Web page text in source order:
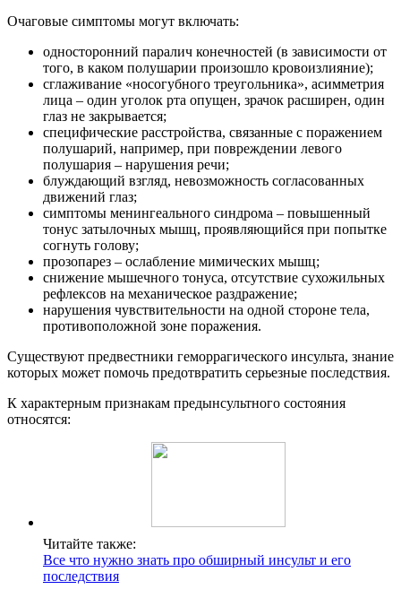
Очаговые симптомы могут включать:
односторонний паралич конечностей (в зависимости от
того, в каком полушарии произошло кровоизлияние);
сглаживание «носогубного треугольника», асимметрия
лица – один уголок рта опущен, зрачок расширен, один
глаз не закрывается;
специфические расстройства, связанные с поражением
полушарий, например, при повреждении левого
полушария – нарушения речи;
блуждающий взгляд, невозможность согласованных
движений глаз;
симптомы менингеального синдрома – повышенный
тонус затылочных мышц, проявляющийся при попытке
согнуть голову;
прозопарез – ослабление мимических мышц;
снижение мышечного тонуса, отсутствие сухожильных
рефлексов на механическое раздражение;
нарушения чувствительности на одной стороне тела,
противоположной зоне поражения.
Существуют предвестники геморрагического инсульта, знание
которых может помочь предотвратить серьезные последствия.
К характерным признакам предынсультного состояния
относятся:
Читайте также:
Все что нужно знать про обширный инсульт и его
последствия